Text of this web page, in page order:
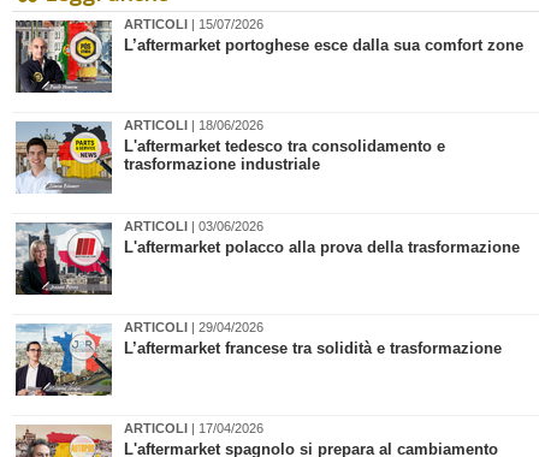
ARTICOLI | 15/07/2026
​L’aftermarket portoghese esce dalla sua comfort zone
ARTICOLI | 18/06/2026
​L'aftermarket tedesco tra consolidamento e
trasformazione industriale
ARTICOLI | 03/06/2026
​L'aftermarket polacco alla prova della trasformazione
ARTICOLI | 29/04/2026
​L’aftermarket francese tra solidità e trasformazione
ARTICOLI | 17/04/2026
​L'aftermarket spagnolo si prepara al cambiamento